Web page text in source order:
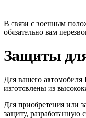
В связи с военным
обязательно вам
Защиты
Для вашего автомобиля
изготовлены из
Для приобретения или
защиту, разработанную